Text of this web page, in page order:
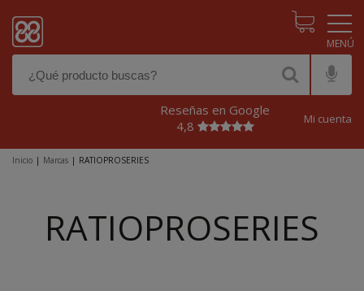
Reseñas en Google
4,8
Mi cuenta
Inicio | Marcas | RATIOPROSERIES
RATIOPROSERIES